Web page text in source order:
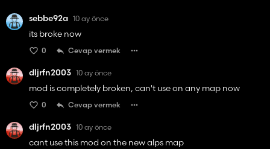
sebbe92a 10 ay önce
its broke now
0 Cevap vermek
dljrfn2003 10 ay önce
mod is completely broken, can't use on any map now
0 Cevap vermek
dljrfn2003 10 ay önce
cant use this mod on the new alps map